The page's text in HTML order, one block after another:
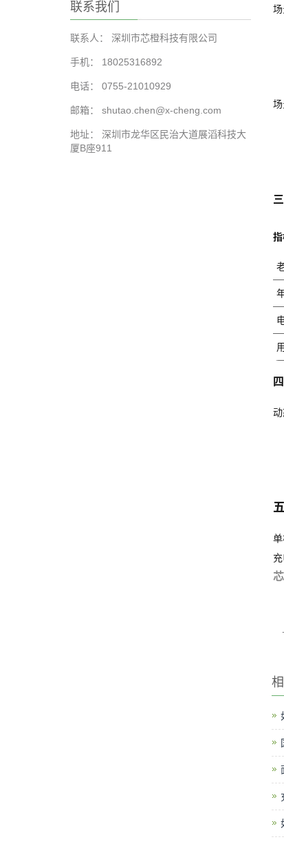
联系我们
联系人： 深圳市芯橙科技有限公司
手机： 18025316892
电话： 0755-21010929
邮箱： shutao.chen@x-cheng.com
地址： 深圳市龙华区民治大道展滔科技大
厦B座911